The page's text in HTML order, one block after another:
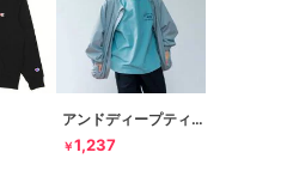
アンドディープティマイン
￥1,237